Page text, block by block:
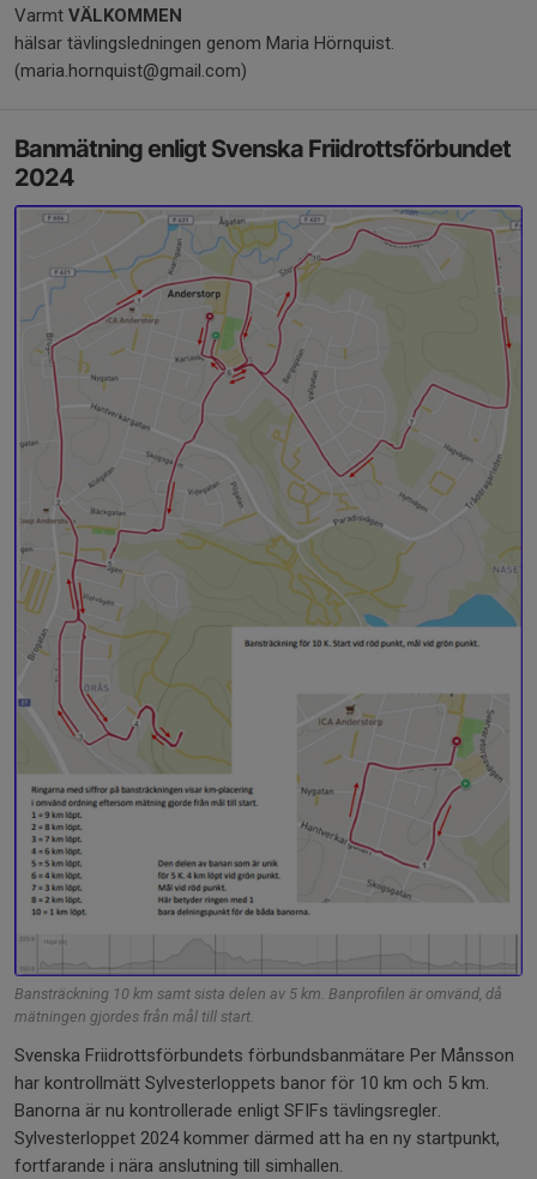
Varmt VÄLKOMMEN
hälsar tävlingsledningen genom Maria Hörnquist.
(maria.hornquist@gmail.com)
Banmätning enligt Svenska Friidrottsförbundet
2024
Bansträckning 10 km samt sista delen av 5 km. Banprofilen är omvänd, då
mätningen gjordes från mål till start.
Svenska Friidrottsförbundets förbundsbanmätare Per Månsson
har kontrollmätt Sylvesterloppets banor för 10 km och 5 km.
Banorna är nu kontrollerade enligt SFIFs tävlingsregler.
Sylvesterloppet 2024 kommer därmed att ha en ny startpunkt,
fortfarande i nära anslutning till simhallen.